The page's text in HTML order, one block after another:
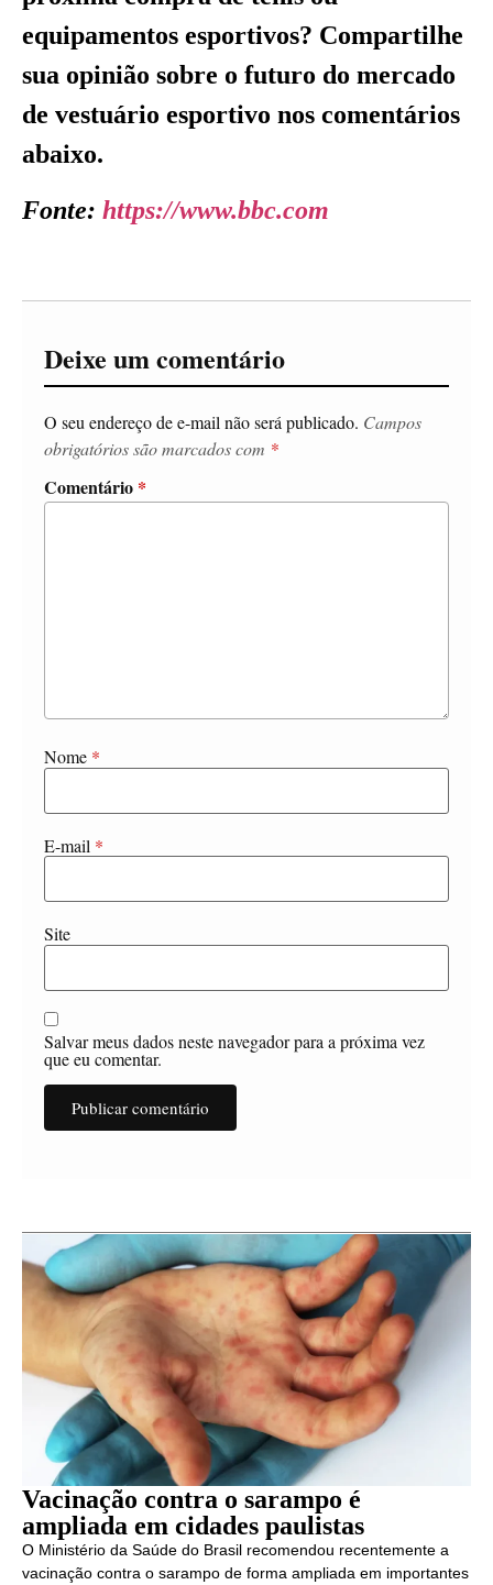
equipamentos esportivos? Compartilhe
sua opinião sobre o futuro do mercado
de vestuário esportivo nos comentários
abaixo.
Fonte: https://www.bbc.com
Deixe um comentário
O seu endereço de e-mail não será publicado. Campos
obrigatórios são marcados com *
Comentário *
Nome *
E-mail *
Site
Salvar meus dados neste navegador para a próxima vez
que eu comentar.
Vacinação contra o sarampo é
ampliada em cidades paulistas
O Ministério da Saúde do Brasil recomendou recentemente a
vacinação contra o sarampo de forma ampliada em importantes